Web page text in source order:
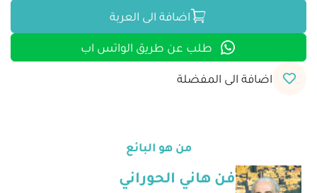
اضافة الى العربة
طلب عن طريق الواتس اب
اضافة الى المفضلة
من هو البائع
فن هاني الحوراني